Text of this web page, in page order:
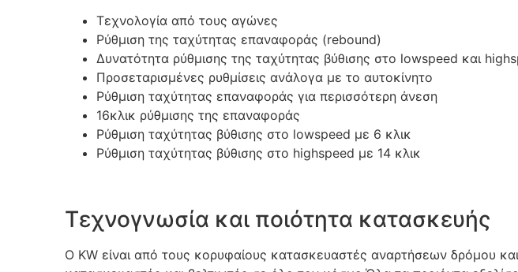
Τεχνολογία από τους αγώνες
Ρύθμιση της ταχύτητας επαναφοράς (rebound)
Δυνατότητα ρύθμισης της ταχύτητας βύθισης στο lowspeed και
Προσεταρισμένες ρυθμίσεις ανάλογα με το αυτοκίνητο
Ρύθμιση ταχύτητας επαναφοράς για περισσότερη άνεση
16κλικ ρύθμισης της επαναφοράς
Ρύθμιση ταχύτητας βύθισης στο lowspeed με 6 κλικ
Ρύθμιση ταχύτητας βύθισης στο highspeed με 14 κλικ
Τεχνογνωσία και ποιότητα κατασκευής
Ο KW είναι από τους κορυφαίους κατασκευαστές αναρτήσεων δρόμου